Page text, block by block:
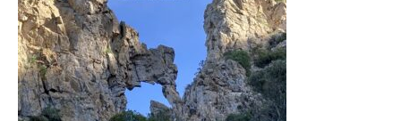
CICLOESCURSIONISMO
TORRENTISMO